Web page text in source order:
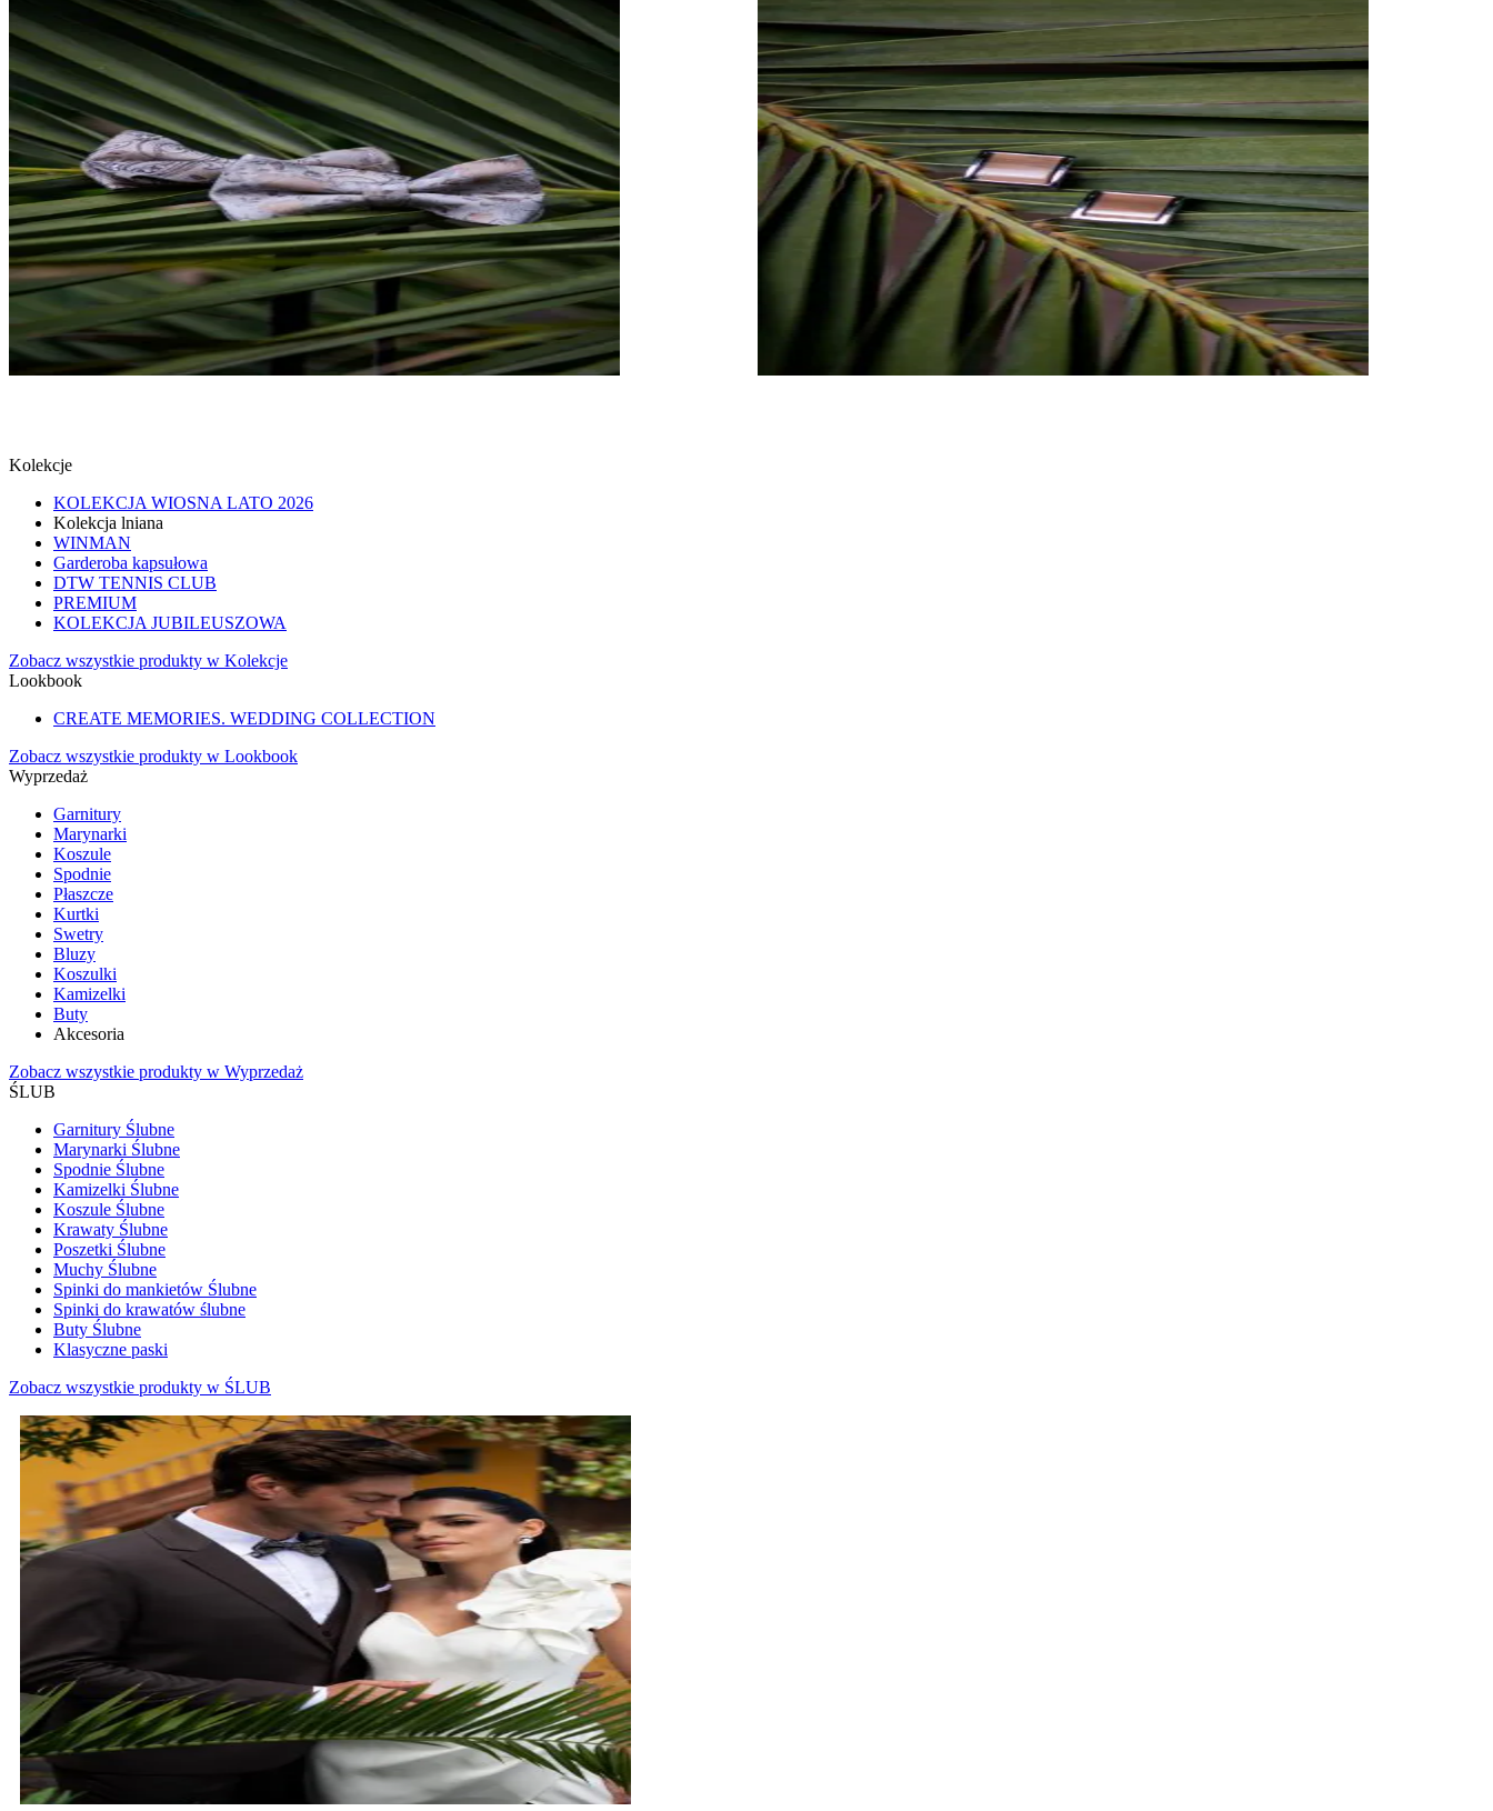
Kolekcje
KOLEKCJA WIOSNA LATO 2026
Kolekcja lniana
WINMAN
Garderoba kapsułowa
DTW TENNIS CLUB
PREMIUM
KOLEKCJA JUBILEUSZOWA
Zobacz wszystkie produkty w Kolekcje
Lookbook
CREATE MEMORIES. WEDDING COLLECTION
Zobacz wszystkie produkty w Lookbook
Wyprzedaż
Garnitury
Marynarki
Koszule
Spodnie
Płaszcze
Kurtki
Swetry
Bluzy
Koszulki
Kamizelki
Buty
Akcesoria
Zobacz wszystkie produkty w Wyprzedaż
ŚLUB
Garnitury Ślubne
Marynarki Ślubne
Spodnie Ślubne
Kamizelki Ślubne
Koszule Ślubne
Krawaty Ślubne
Poszetki Ślubne
Muchy Ślubne
Spinki do mankietów Ślubne
Spinki do krawatów ślubne
Buty Ślubne
Klasyczne paski
Zobacz wszystkie produkty w ŚLUB